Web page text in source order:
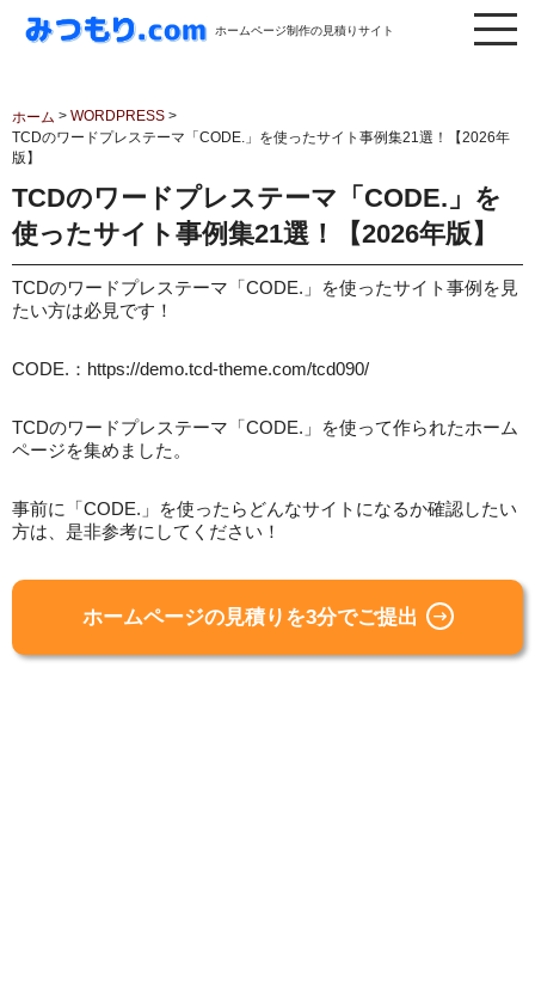
ホームページ制作の見積りサイト
ホーム > WORDPRESS >
TCDのワードプレステーマ「CODE.」を使ったサイト事例集21選！【2026年
版】
TCDのワードプレステーマ「CODE.」を
使ったサイト事例集21選！【2026年版】
TCDのワードプレステーマ「CODE.」を使ったサイト事例を見
たい方は必見です！
CODE.：https://demo.tcd-theme.com/tcd090/
TCDのワードプレステーマ「CODE.」を使って作られたホーム
ページを集めました。
事前に「CODE.」を使ったらどんなサイトになるか確認したい
方は、是非参考にしてください！
ホームページの見積りを3分でご提出